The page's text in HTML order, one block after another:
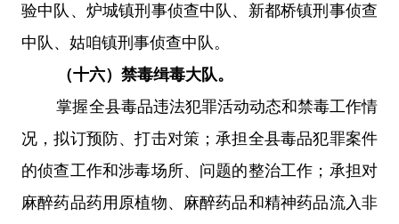
验中队、 炉城镇刑事侦查中队、新都桥镇刑事侦查
中队、姑咱镇刑事侦查中队 。
（十六）禁毒缉毒大队。
掌握全县毒品违法犯罪活动动态和禁毒工作情
况，拟订预防、打击对策；承担全县毒品犯罪案件
的侦查工作和涉毒场所、问题的整治工作；承担对
麻醉药品药用原植物、麻醉药品和精神药品流入非